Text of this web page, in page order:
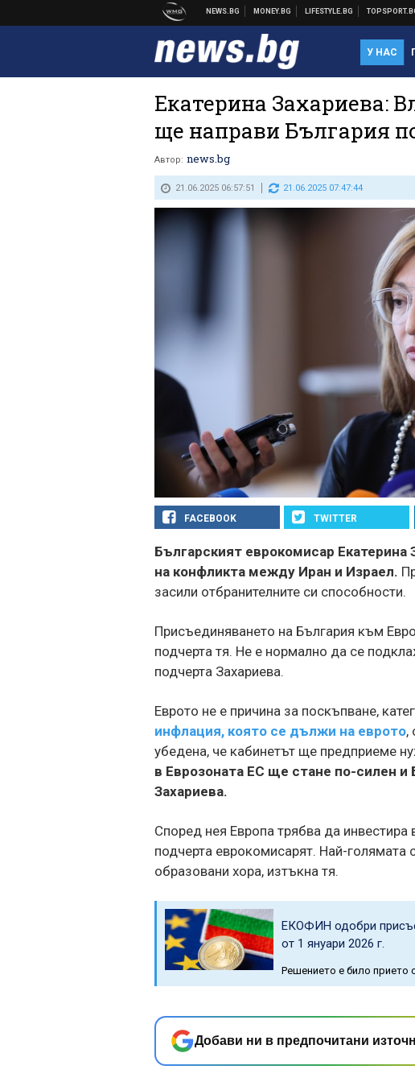
У НАС
Екатерина Захариева:
ще направи България
Автор: news.bg
21.06.2025 06:57:51 21.06.2025 07:47:44
FACEBOOK TWITTER
Българският еврокомисар Екатерина
на конфликта между Иран и Израел.
засили отбранителните си способности.
Присъединяването на България към
подчерта тя. Не е нормално да се
подчерта Захариева.
Еврото не е причина за поскъпване,
инфлация, която се дължи на еврото,
убедена, че кабинетът ще предприеме
в Еврозоната ЕС ще стане по-силен
Захариева.
Според нея Европа трябва да инвестира
подчерта еврокомисарят. Най-голямата
образовани хора, изтъкна тя.
ЕКОФИН одобри
от 1 януари 2026 г.
Решението е било прието
Добави ни в предпочитани